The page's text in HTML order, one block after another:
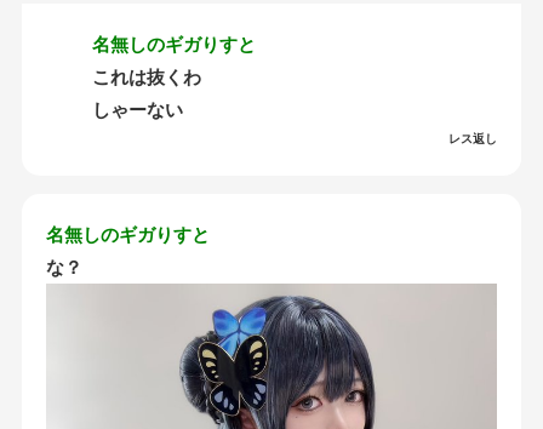
名無しのギガりすと
これは抜くわ
しゃーない
レス返し
名無しのギガりすと
な？